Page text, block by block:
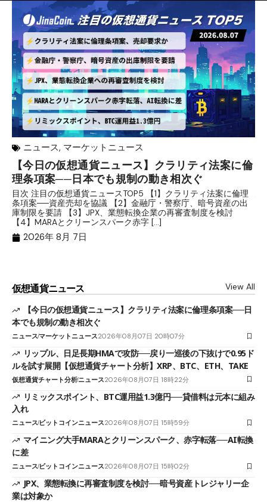
ニュース, マーケットニュース
【今日の仮想通貨ニュース】クラリティ法案に倫
理条項案──日本でも規制の動き相次ぐ
目次 注目の仮想通貨ニュースTOP5 【1】クラリティ法案に倫理
条項案──資産売却を協議 【2】金融庁・警察庁、暗号資産の出
庫制限を要請 【3】JPX、業態転換企業の再審査制度を検討
【4】MARAとクリーンスパーク赤字 […]
2026年 8月 7日
仮想通貨ニュース View All
【今日の仮想通貨ニュース】クラリティ法案に倫理条項案──日
本でも規制の動き相次ぐ
ニュースマーケットニュース2026年08月07日 20時07分
リップル、日足長期HMAで攻防──戻り一巡後の下抜けで0.95ド
ルを試す展開【仮想通貨チャート分析】XRP、BTC、ETH、TAKE
仮想通貨チャート分析ニュース2026年08月07日 18時22分
リミックスポイント、BTC運用益1.3億円──貸借料は元本に組み
入れ
ニュースビットコインニュース2026年08月07日 15時59分
マイニング大手MARAとクリーンスパーク、赤字転落──AI転換
に差
ニュースビットコインニュース2026年08月07日 15時02分
JPX、業態転換に再審査制度を検討──暗号資産トレジャリー企
業は対象か